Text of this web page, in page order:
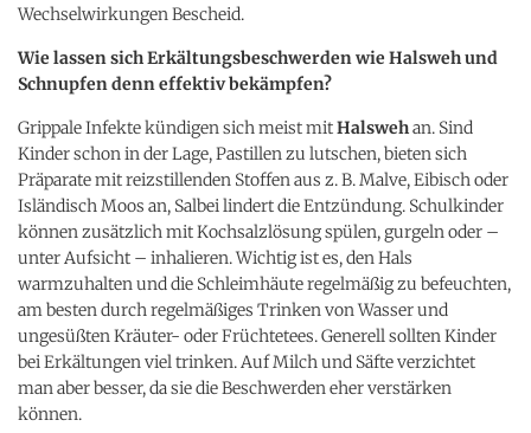
Wechselwirkungen Bescheid.
Wie lassen sich Erkältungsbeschwerden wie Halsweh und
Schnupfen denn effektiv bekämpfen?
Grippale Infekte kündigen sich meist mitHalswehan. Sind
Kinder schon in der Lage, Pastillen zu lutschen, bieten sich
Präparate mit reizstillenden Stoffen aus z. B. Malve, Eibisch oder
Isländisch Moos an, Salbei lindert die Entzündung. Schulkinder
können zusätzlich mit Kochsalzlösung spülen, gurgeln oder –
unter Aufsicht – inhalieren. Wichtig ist es, den Hals
warmzuhalten und die Schleimhäute regelmäßig zu befeuchten,
am besten durch regelmäßiges Trinken von Wasser und
ungesüßten Kräuter- oder Früchtetees. Generell sollten Kinder
bei Erkältungen viel trinken. Auf Milch und Säfte verzichtet
man aber besser, da sie die Beschwerden eher verstärken
können.